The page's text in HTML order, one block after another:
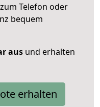
Telefon oder
bequem
aus und erhalten
erhalten